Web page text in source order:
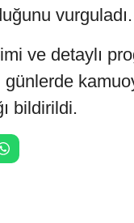
vurguladı.
ve detaylı
günlerde
bildirildi.